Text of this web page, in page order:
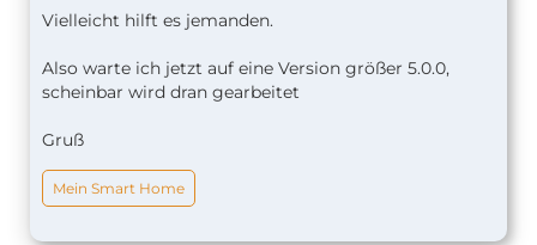
Vielleicht hilft es jemanden.
Also warte ich jetzt auf eine Version größer 5.0.0,
scheinbar wird dran gearbeitet
Gruß
Mein Smart Home